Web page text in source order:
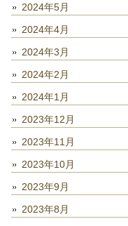
2024年5月
2024年4月
2024年3月
2024年2月
2024年1月
2023年12月
2023年11月
2023年10月
2023年9月
2023年8月